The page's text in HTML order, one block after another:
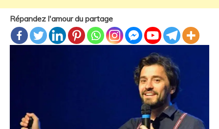
Répandez l'amour du partage